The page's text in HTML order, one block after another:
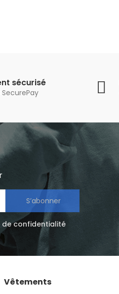
sécurisé
S’abonner
confidentialité
Vêtements